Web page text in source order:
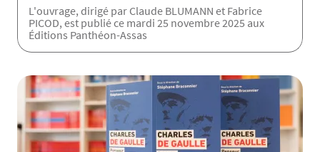
L'ouvrage, dirigé par Claude BLUMANN et Fabrice
PICOD, est publié ce mardi 25 novembre 2025 aux
Éditions Panthéon-Assas